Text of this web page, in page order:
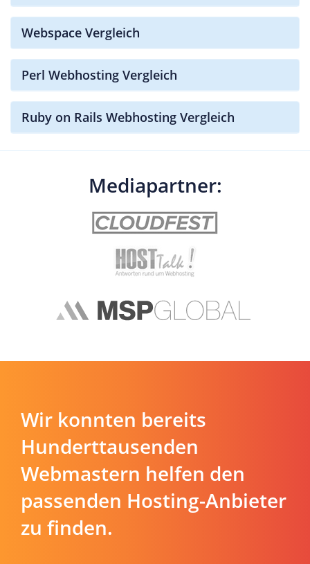
Webspace Vergleich
Perl Webhosting Vergleich
Ruby on Rails Webhosting Vergleich
Mediapartner:
Wir konnten bereits
Hunderttausenden
Webmastern helfen den
passenden Hosting-Anbieter
zu finden.